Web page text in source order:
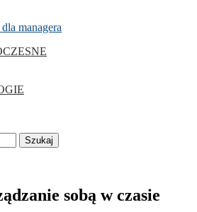
Szukaj
sobą w czasie